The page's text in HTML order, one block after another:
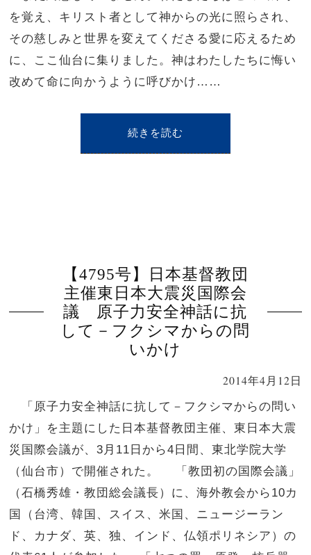
を覚え、キリスト者として神からの光に照らされ、
その慈しみと世界を変えてくださる愛に応えるため
に、ここ仙台に集りました。神はわたしたちに悔い
改めて命に向かうように呼びかけ……
続きを読む
【4795号】日本基督教団
主催東日本大震災国際会
議 原子力安全神話に抗
して－フクシマからの問
いかけ
2014年4月12日
「原子力安全神話に抗して－フクシマからの問い
かけ」を主題にした日本基督教団主催、東日本大震
災国際会議が、3月11日から4日間、東北学院大学
（仙台市）で開催された。 「教団初の国際会議」
（石橋秀雄・教団総会議長）に、海外教会から10カ
国（台湾、韓国、スイス、米国、ニュージーラン
ド、カナダ、英、独、インド、仏領ポリネシア）の